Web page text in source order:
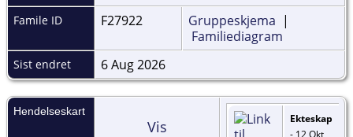
Famile ID F27922 Gruppeskjema |
Familiediagram
Sist endret 6 Aug 2026
Hendelseskart
Vis
Ekteskap
- 12 Okt